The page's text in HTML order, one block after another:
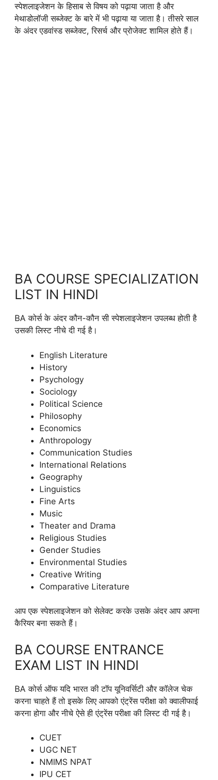
स्पेशलाइजेशन के हिसाब से विषय को पढ़ाया जाता है और
मेथाडोलॉजी सब्जेक्ट के बारे में भी पढ़ाया या जाता है। तीसरे साल
के अंदर एडवांस्ड सब्जेक्ट, रिसर्च और प्रोजेक्ट शामिल होते हैं।
BA COURSE SPECIALIZATION
LIST IN HINDI
BA कोर्स के अंदर कौन-कौन सी स्पेशलाइजेशन उपलब्ध होती है
उसकी लिस्ट नीचे दी गई है।
English Literature
History
Psychology
Sociology
Political Science
Philosophy
Economics
Anthropology
Communication Studies
International Relations
Geography
Linguistics
Fine Arts
Music
Theater and Drama
Religious Studies
Gender Studies
Environmental Studies
Creative Writing
Comparative Literature
आप एक स्पेशलाइजेशन को सेलेक्ट करके उसके अंदर आप अपना
कैरियर बना सकते हैं।
BA COURSE ENTRANCE
EXAM LIST IN HINDI
BA कोर्स ऑफ यदि भारत की टॉप यूनिवर्सिटी और कॉलेज चेक
करना चाहते हैं तो इसके लिए आपको एंट्रेंस परीक्षा को क्वालीफाई
करना होगा और नीचे ऐसे ही एंट्रेंस परीक्षा की लिस्ट दी गई है।
CUET
UGC NET
NMIMS NPAT
IPU CET